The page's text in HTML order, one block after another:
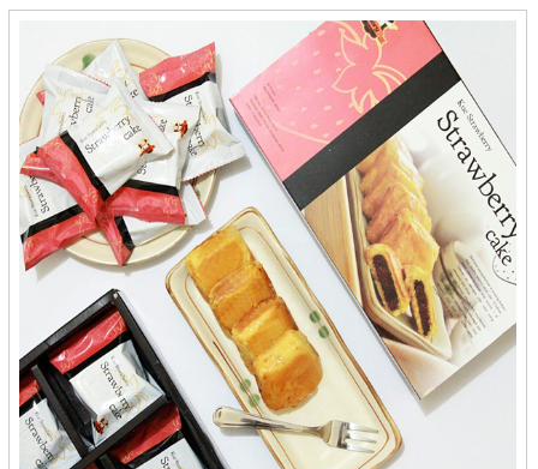
Hj Baniyah - Cilegon
Hj. Eha Malingping - Cilegon
HJ. Novilda - Banjarbaru
Ice Snack - Pekanbaru
Ijaaba - Mojokerto
IKA KE - Cilegon
Ikkmel Tri - Cilacap
Ikm Bilal Ekar Snack - Gorontalo
Ikm Dahlia - Gorontalo
Ikm Jaya - Gorontalo
Iko Nan Lomak - Payakumbuh
Ilham Jaya - Kediri
Ima's Cake & Bakery - Cirebon
Immanuel - Makasar
Indolia - Cilacap